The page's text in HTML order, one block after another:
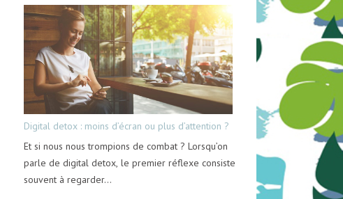
Digital detox : moins d’écran ou plus d’attention ?
Et si nous nous trompions de combat ? Lorsqu’on
parle de digital detox, le premier réflexe consiste
souvent à regarder…